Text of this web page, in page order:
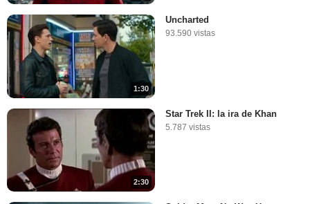
1:30
Uncharted
93.590 vistas
2:30
Star Trek II: la ira de Khan
5.787 vistas